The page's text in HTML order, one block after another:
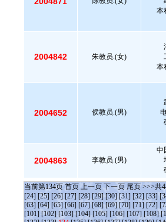
本
2004842 朱教员.(女)
本
2004652 侯教员.(男)
2004863 李教员.(男)
中
当前第134页 首页 上一页 下一页 尾页 >>>共
[24] [25] [26] [27] [28] [29] [30] [31] [32] [33]
[63] [64] [65] [66] [67] [68] [69] [70] [71] [72]
[101] [102] [103] [104] [105] [106] [107] [108]